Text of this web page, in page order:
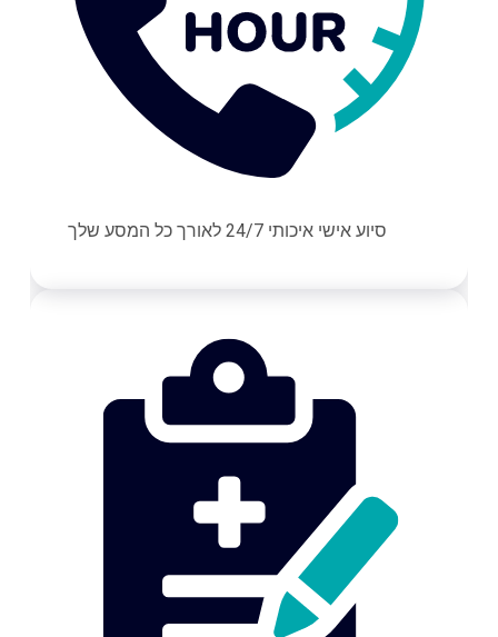
סיוע אישי איכותי 24/7 לאורך כל המסע שלך